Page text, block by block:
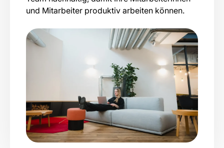
und Mitarbeiter produktiv arbeiten können.